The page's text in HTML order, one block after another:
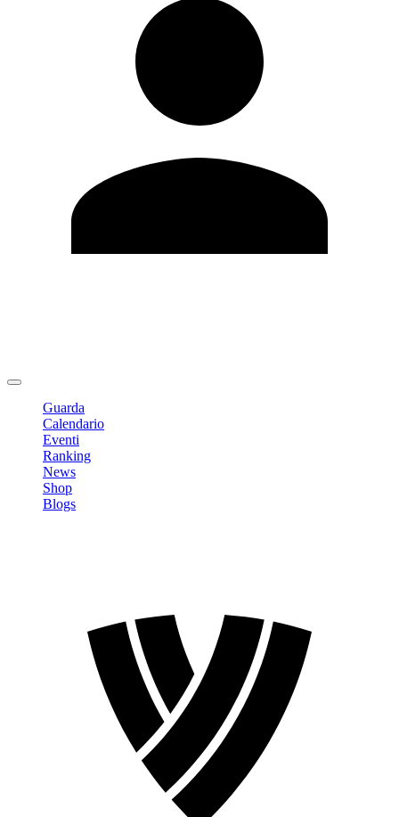
Guarda
Calendario
Eventi
Ranking
News
Shop
Blogs